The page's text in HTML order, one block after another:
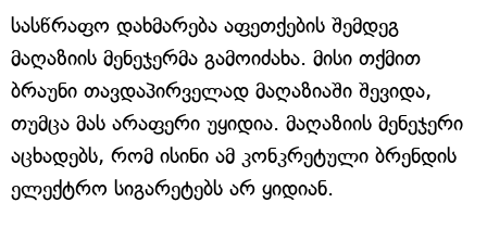
სასწრაფო დახმარება აფეთქების შემდეგ
მაღაზიის მენეჯერმა გამოიძახა. მისი თქმით
ბრაუნი თავდაპირველად მაღაზიაში შევიდა,
თუმცა მას არაფერი უყიდია. მაღაზიის მენეჯერი
აცხადებს, რომ ისინი ამ კონკრეტული ბრენდის
ელექტრო სიგარეტებს არ ყიდიან.